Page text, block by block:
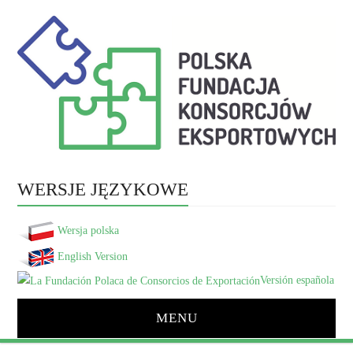
WERSJE JĘZYKOWE
Wersja polska
English Version
Versión española
MENU